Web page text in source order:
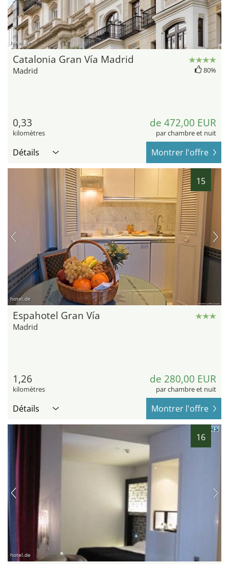
hotel.de
Catalonia Gran Vía Madrid
Madrid 80%
0,33
kilomètres
de 472,00 EUR
par chambre et nuit
Détails Montrer l'offre
15
hotel.de
Espahotel Gran Vía
Madrid
1,26
kilomètres
de 280,00 EUR
par chambre et nuit
Détails Montrer l'offre
16
hotel.de